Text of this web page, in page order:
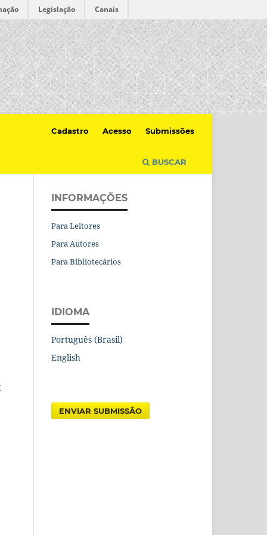
Legislação Canais
BUSCAR
Cadastro Acesso Submissões
INFORMAÇÕES
Para Leitores
Para Autores
Para Bibliotecários
IDIOMA
Português (Brasil)
English
ENVIAR SUBMISSÃO